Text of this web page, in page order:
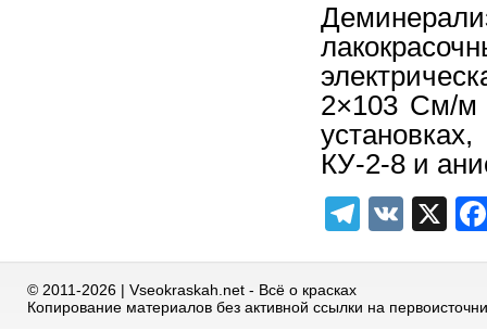
2×103 См/м
КУ-2-8 и
VK X
© 2011-2026 | Vseokraskah.net - Всё о красках
Копирование материалов без активной ссылки на